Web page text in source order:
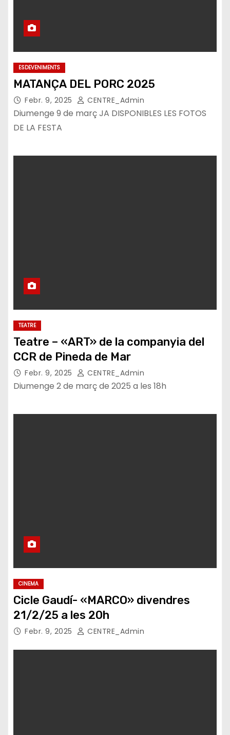
ESDEVENIMENTS
MATANÇA DEL PORC 2025
Febr. 9, 2025 CENTRE_Admin
Diumenge 9 de març JA DISPONIBLES LES FOTOS
DE LA FESTA
TEATRE
Teatre – «ART» de la companyia del
CCR de Pineda de Mar
Febr. 9, 2025 CENTRE_Admin
Diumenge 2 de març de 2025 a les 18h
CINEMA
Cicle Gaudí- «MARCO» divendres
21/2/25 a les 20h
Febr. 9, 2025 CENTRE_Admin